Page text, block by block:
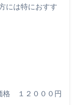
には特におすす
格 １２０００円